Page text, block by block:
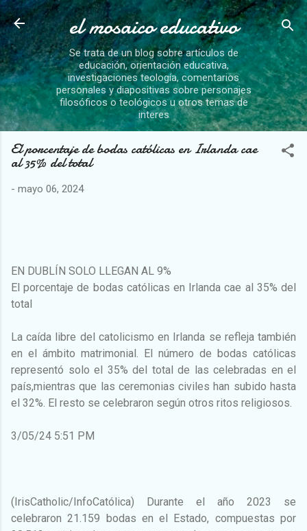
Ir al contenido principal
el mosaico educativo
Se trata de un blog sobre artículos de
educación, orientación educativa,
investigaciones teología, comentarios
personales y diapositivas sobre personajes
filosóficos o teológicos u otros temas de
interes
El porcentaje de bodas católicas en Irlanda cae
al 35% del total
- mayo 06, 2024
EN DUBLÍN SOLO LLEGAN AL 9%
El porcentaje de bodas católicas en Irlanda cae al 35% del
total
La caída libre del catolicismo en Irlanda se refleja también
en el ámbito matrimonial. El número de bodas católicas
representó solo el 35% del total de las celebradas en el
país,mientras que las ceremonias civiles han subido hasta
el 32%. El resto se celebraron según otros ritos religiosos.
3/05/24 5:51 PM
(IrisCatholic/InfoCatólica) Durante el año 2023 se
celebraron 21.159 bodas en el Estado, compuestas por